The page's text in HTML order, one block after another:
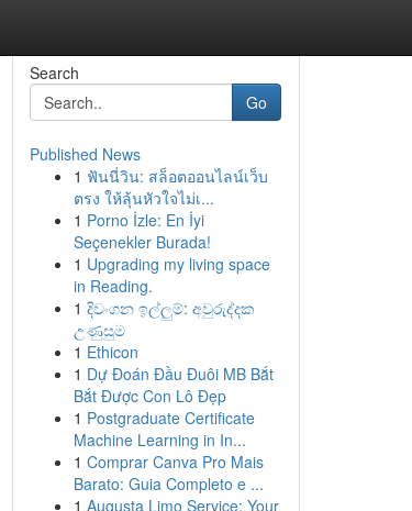
Search
Go
Published News
1 ฟันนี่วิน: สล็อตออนไลน์เว็บ
ตรง ให้ลุ้นหัวใจไม่เ...
1 Porno İzle: En İyi
Seçenekler Burada!
1 Upgrading my living space
in Reading.
1 දිවංගන ඉල්ලුම්: අවුරුද්දක
උණුසුම
1 Ethicon
1 Dự Đoán Đầu Đuôi MB Bắt
Bắt Được Con Lô Đẹp
1 Postgraduate Certificate
Machine Learning in In...
1 Comprar Canva Pro Mais
Barato: Guia Completo e ...
1 Augusta Limo Service: Your